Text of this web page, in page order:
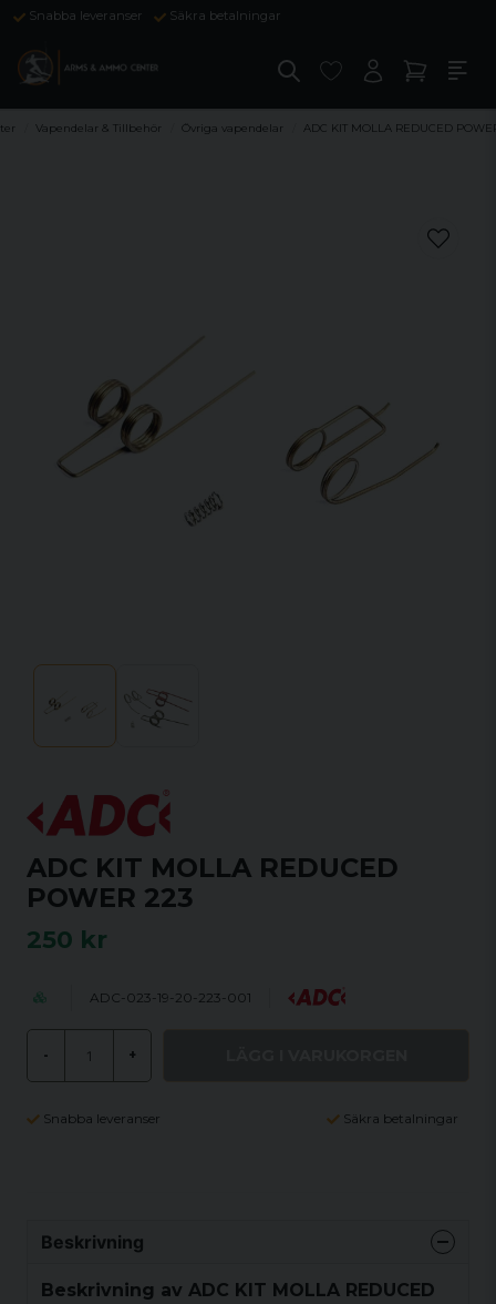
Snabba leveranser Säkra betalningar
Vapendelar & Tillbehör Övriga vapendelar ADC KIT MOLLA REDUCED
ADC KIT MOLLA REDUCED
POWER 223
250 kr
ADC-023-19-20-223-001
- +
Snabba leveranser Säkra betalningar
Beskrivning
Beskrivning av ADC KIT MOLLA REDUCED